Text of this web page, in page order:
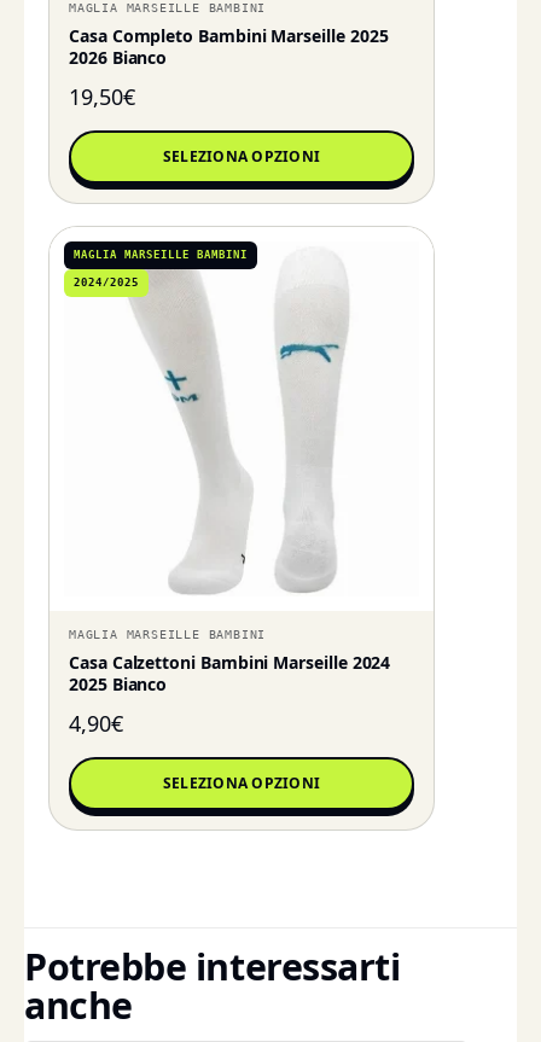
MAGLIA MARSEILLE BAMBINI
Casa Completo Bambini Marseille 2025
2026 Bianco
19,50€
SELEZIONA OPZIONI
MAGLIA MARSEILLE BAMBINI
2024/2025
MAGLIA MARSEILLE BAMBINI
Casa Calzettoni Bambini Marseille 2024
2025 Bianco
4,90€
SELEZIONA OPZIONI
Potrebbe interessarti
anche